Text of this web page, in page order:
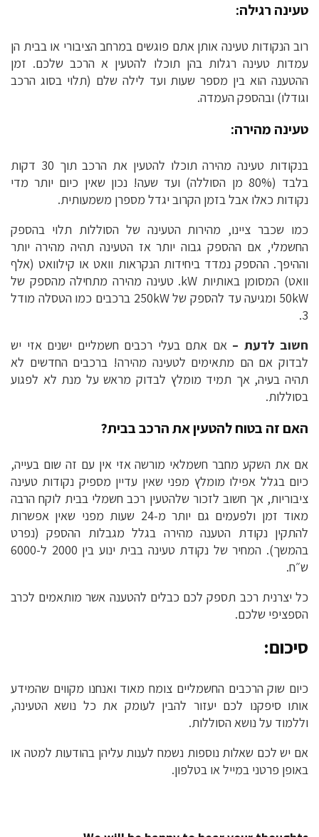
טעינה רגילה:
רוב הנקודות טעינה אותן אתם פוגשים במרחב הציבורי או בבית הן
עמדות טעינה רגלות בהן תוכלו להטעין א הרכב שלכם. זמן
ההטענה הוא בין מספר שעות ועד לילה שלם (תלוי בסוג הרכב
וגודלו) ובהספק העמדה.
טעינה מהירה:
בנקודות טעינה מהירה תוכלו להטעין את הרכב תוך 30 דקות
בלבד (80% מן הסוללה) ועד שעה! נכון שאין כיום יותר מדי
נקודות כאלו אבל בזמן הקרוב יגדל מספרן משמעותית.
כמו שכבר ציינו, מהירות הטעינה של הסוללות תלוי בהספק
החשמלי, אם ההספק גבוה יותר אז הטעינה תהיה מהירה יותר
וההיפך. ההספק נמדד ביחידות הנקראות וואט או קילוואט (אלף
וואט) המסומן באותיות kW. טעינה מהירה מתחילה מהספק של
50kW ומגיעה עד להספק של 250kW ברכבים כמו הטסלה מודל
3.
חשוב לדעת – אם אתם בעלי רכבים חשמליים ישנים אזי יש
לבדוק אם הם מתאימים לטעינה מהירה! ברכבים החדשים לא
תהיה בעיה, אך תמיד מומלץ לבדוק מראש על מנת לא לפגוע
בסוללות.
האם זה בטוח להטעין את הרכב בבית?
אם את השקע מחבר חשמלאי מורשה אזי אין עם זה שום בעייה,
כיום בגלל אפילו מומלץ מפני שאין עדיין מספיק נקודות טעינה
ציבוריות, אך חשוב לזכור שלהטעין רכב חשמלי בבית לוקח הרבה
מאוד זמן ולפעמים גם יותר מ-24 שעות מפני שאין אפשרות
להתקין נקודת הטענה מהירה בגלל מגבלות ההספק (נפרט
בהמשך). המחיר של נקודת טעינה בבית ינוע בין 2000 ל-6000
ש״ח.
כל יצרנית רכב תספק לכם כבלים להטענה אשר מותאמים לכרב
הספציפי שלכם.
סיכום:
כיום שוק הרכבים החשמליים צומח מאוד ואנחנו מקווים שהמידע
אותו סיפקנו לכם יעזור להבין לעומק את כל נושא הטעינה,
וללמוד על נושא הסוללות.
אם יש לכם שאלות נוספות נשמח לענות עליהן בהודעות למטה או
באופן פרטני במייל או בטלפון.